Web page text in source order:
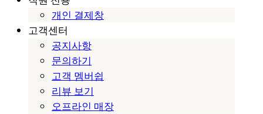
개인 결제창
고객센터
공지사항
문의하기
고객 멤버쉽
리뷰 보기
오프라인 매장